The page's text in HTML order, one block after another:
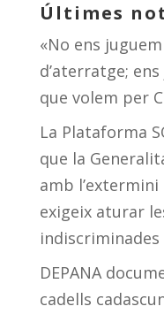
Últimes
«No ens
d’aterratge;
que volem per
La Plataforma
que la
amb
exigeix aturar
indiscriminades
DEPANA
cadells